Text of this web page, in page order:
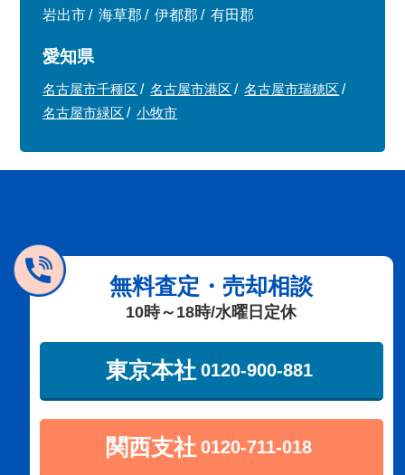
岩出市
海草郡 伊都郡 有田郡
愛知県
名古屋市千種区 名古屋市港区
名古屋市瑞穂区
名古屋市緑区
小牧市
無料査定・売却相談
10時～18時/水曜日定休
東京本社 0120-900-881
関西支社 0120-711-018